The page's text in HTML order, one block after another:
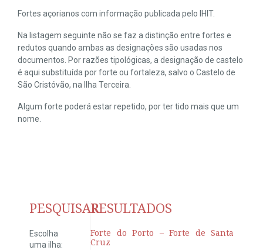
Fortes açorianos com informação publicada pelo IHIT.
Na listagem seguinte não se faz a distinção entre fortes e
redutos quando ambas as designações são usadas nos
documentos. Por razões tipológicas, a designação de castelo
é aqui substituída por forte ou fortaleza, salvo o Castelo de
São Cristóvão, na Ilha Terceira.
Algum forte poderá estar repetido, por ter tido mais que um
nome.
PESQUISAR
Escolha
uma ilha:
RESULTADOS
Forte do Porto – Forte de Santa
Cruz